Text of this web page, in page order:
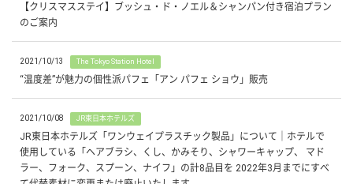
【クリスマスステイ】ブッシュ・ド・ノエル＆シャンパン付き宿泊プラン
のご案内
2021/10/13 The Tokyo Station Hotel
“温度差”が魅力の個性派パフェ「アン パフェ ショウ」販売
2021/10/08 JR東日本ホテルズ
JR東日本ホテルズ「ワンウェイプラスチック製品」について｜ホテルで
使用している「ヘアブラシ、くし、かみそり、シャワーキャップ、 マド
ラー、フォーク、スプーン、ナイフ」の計8品目を 2022年3月までにすべ